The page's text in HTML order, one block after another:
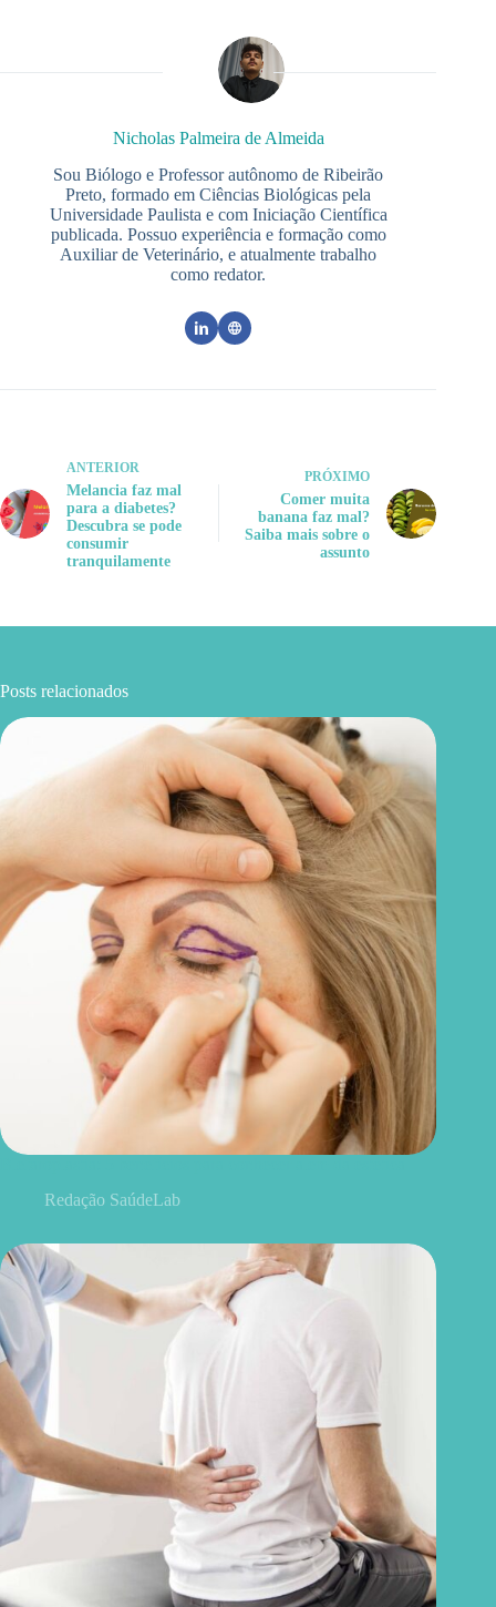
Nicholas Palmeira de Almeida
Sou Biólogo e Professor autônomo de Ribeirão
Preto, formado em Ciências Biológicas pela
Universidade Paulista e com Iniciação Científica
publicada. Possuo experiência e formação como
Auxiliar de Veterinário, e atualmente trabalho
como redator.
ANTERIOR
Melancia faz mal
para a diabetes?
Descubra se pode
consumir
tranquilamente
PRÓXIMO
Comer muita
banana faz mal?
Saiba mais sobre o
assunto
Posts relacionados
Redação SaúdeLab